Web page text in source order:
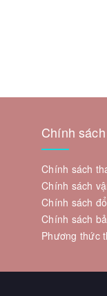
Chính sách
Chính sách
Chính sách
Chính sách
Chính sách
Phương thức